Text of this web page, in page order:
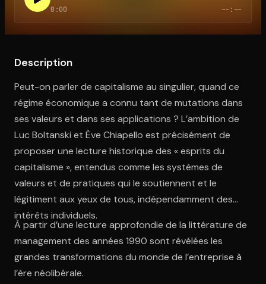
0:00 --:--
Description
Peut-on parler de capitalisme au singulier, quand ce
régime économique a connu tant de mutations dans
ses valeurs et dans ses applications ? L’ambition de
Luc Boltanski et Ève Chiapello est précisément de
proposer une lecture historique des « esprits du
capitalisme », entendus comme les systèmes de
valeurs et de pratiques qui le soutiennent et le
légitiment aux yeux de tous, indépendamment des
intérêts individuels.
À partir d’une lecture approfondie de la littérature de
management des années 1990 sont révélées les
grandes transformations du monde de l’entreprise à
l’ère néolibérale.